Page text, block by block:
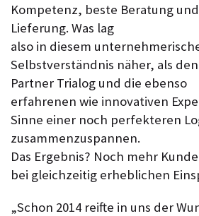
Kompetenz, beste Beratung
Lieferung. Was lag
also in diesem
Selbstverständnis näher, als
Partner Trialog und die ebenso
erfahrenen wie innovativen
Sinne einer noch perfekteren
zusammenzuspannen.
Das Ergebnis? Noch mehr
bei gleichzeitig erheblichen
„Schon 2014 reifte in uns der